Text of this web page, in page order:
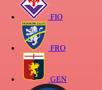
FIO
FRO
GEN